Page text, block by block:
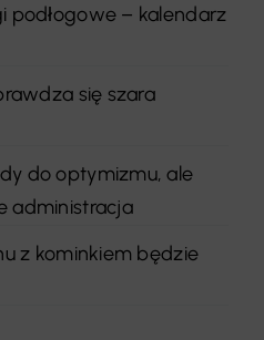
podłogowe – kalendarz
się szara
do optymizmu, ale
administracja
z kominkiem będzie